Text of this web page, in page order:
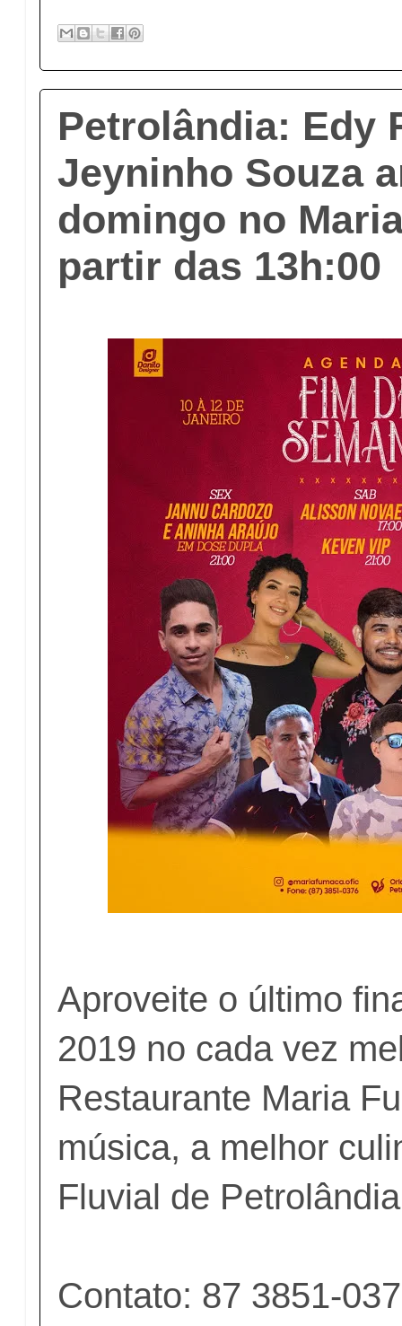
Petrolândia: Edy
Jeyninho Souza
domingo no
partir das 13h:00
Aproveite o último
2019 no cada vez
Restaurante Maria
música, a melhor
Fluvial de
Contato: 87 3851-